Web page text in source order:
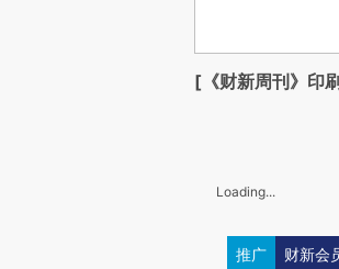
[《财新周刊》印
Loading...
推广 财新会